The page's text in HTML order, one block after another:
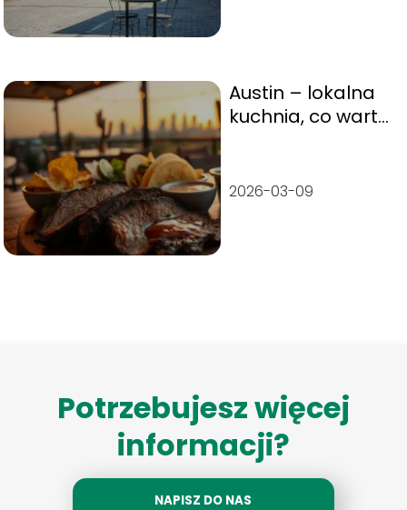
Austin – lokalna
kuchnia, co warto
2026-03-09
Potrzebujesz więcej
informacji?
NAPISZ DO NAS